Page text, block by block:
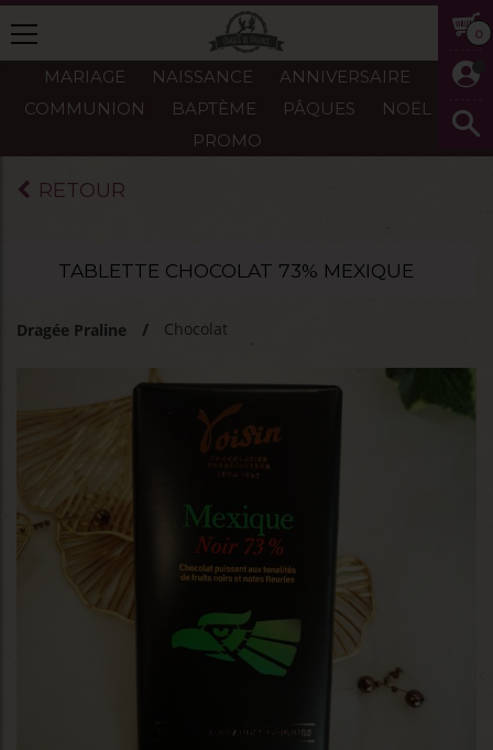
0
MARIAGE NAISSANCE
ANNIVERSAIRE
COMMUNION
BAPTÈME PÂQUES
NOËL
PROMO
RETOUR
TABLETTE CHOCOLAT 73% MEXIQUE
Dragée Praline Chocolat